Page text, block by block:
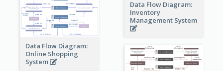
Data Flow Diagram:
Inventory
Management System
Data Flow Diagram:
Online Shopping
System